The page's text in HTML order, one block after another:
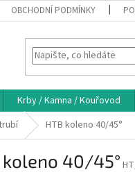
OBCHODNÍ PODMÍNKY
Krby / Kamna / Kouřovod
HTB koleno 40/45°
koleno 40/45°